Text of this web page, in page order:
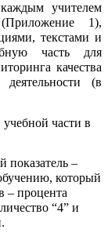
учителем
(Приложение 1),
текстами и
часть для
качества
деятельности (в
части в
показатель –
который
– процента
“4” и